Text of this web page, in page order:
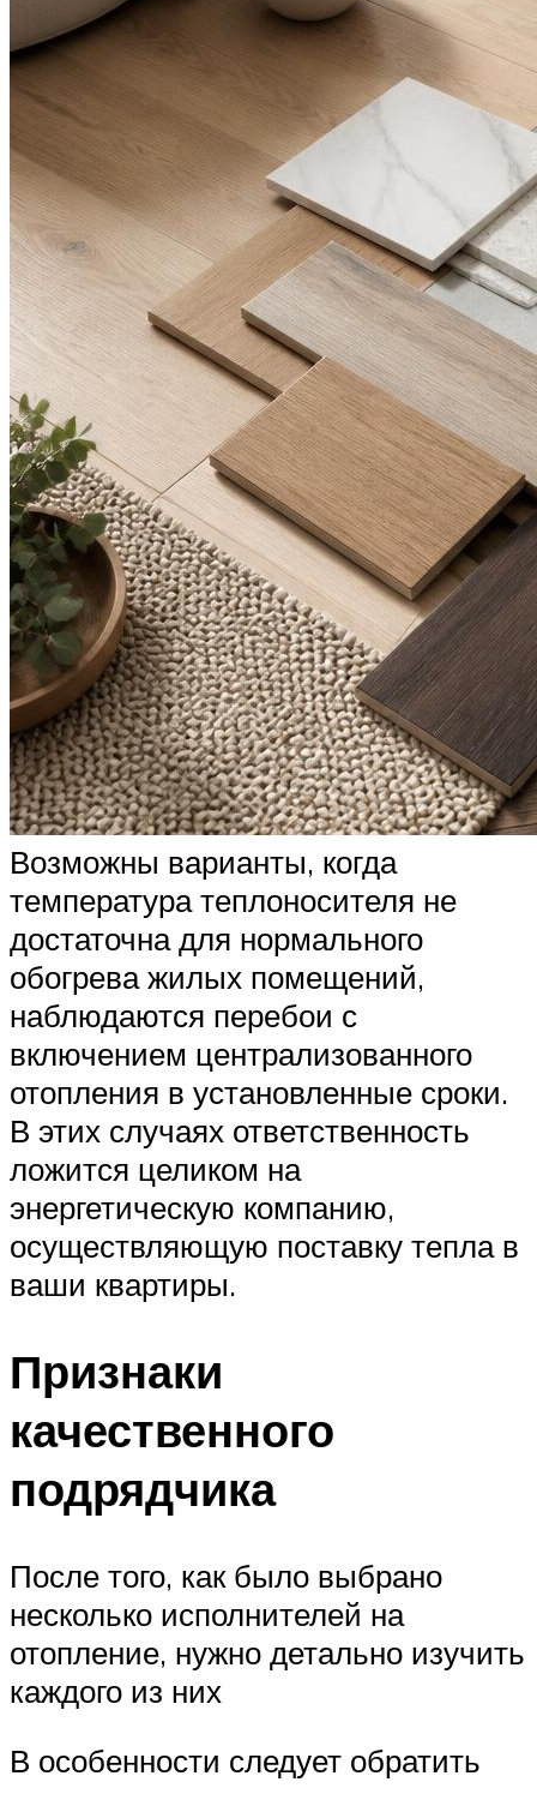
Возможны варианты, когда
температура теплоносителя не
достаточна для нормального
обогрева жилых помещений,
наблюдаются перебои с
включением централизованного
отопления в установленные сроки.
В этих случаях ответственность
ложится целиком на
энергетическую компанию,
осуществляющую поставку тепла в
ваши квартиры.
Признаки
качественного
подрядчика
После того, как было выбрано
несколько исполнителей на
отопление, нужно детально изучить
каждого из них
В особенности следует обратить